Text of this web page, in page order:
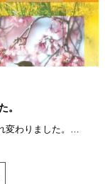
。
変わりました。…